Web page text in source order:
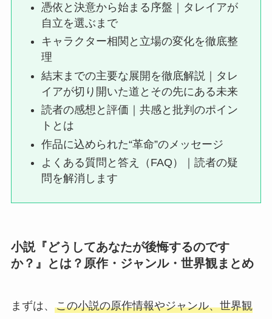
憑依と決意から始まる序盤｜タレイアが
自立を選ぶまで
キャラクター相関と立場の変化を徹底整
理
結末までの主要な展開を徹底解説｜タレ
イアが切り開いた道とその先にある未来
読者の感想と評価｜共感と批判のポイン
トとは
作品に込められた“革命”のメッセージ
よくある質問と答え（FAQ）｜読者の疑
問を解消します
小説『どうしてあなたが後悔するのです
か？』とは？原作・ジャンル・世界観まとめ
まずは、 この小説の原作情報やジャンル、世界観